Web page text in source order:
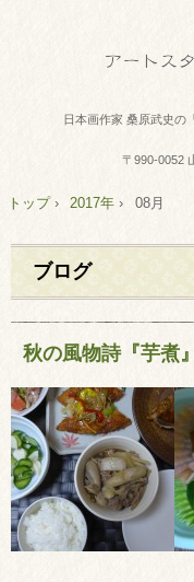
日本画作家 桑原武史の
〒990-0052
トップ› 2017年 › 08月
ブログ
秋の風物詩『芋煮』